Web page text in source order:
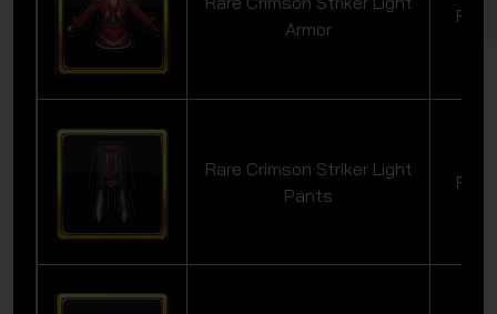
Armor
Rare
Rare Crimson Striker Light
Pants
Rare